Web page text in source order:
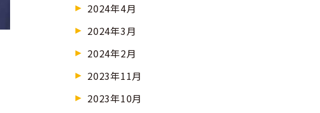
2024年4月
2024年3月
2024年2月
2023年11月
2023年10月